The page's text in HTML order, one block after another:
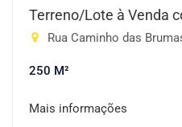
Terreno/Lote à Venda
Rua Caminho das Brumas de
250 M²
Mais informações